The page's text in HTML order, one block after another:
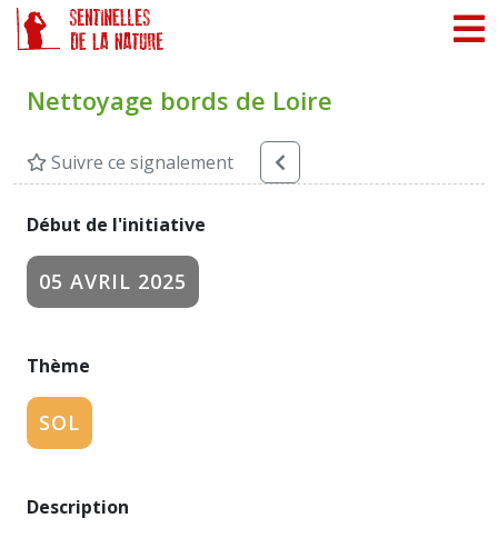
Nettoyage bords de Loire
Suivre ce signalement
Début de l'initiative
05 AVRIL 2025
Thème
SOL
Description
Panneau de gestion des cookies